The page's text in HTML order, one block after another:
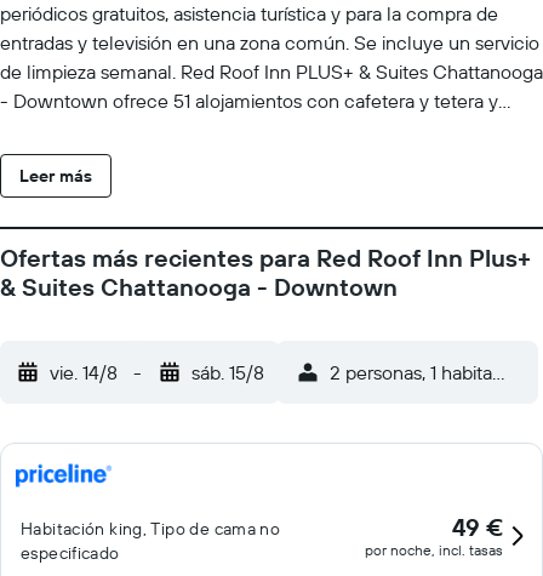
periódicos gratuitos, asistencia turística y para la compra de
entradas y televisión en una zona común. Se incluye un servicio
de limpieza semanal. Red Roof Inn PLUS+ & Suites Chattanooga
- Downtown ofrece 51 alojamientos con cafetera y tetera y
alta calidad. Se ofrece una televisión de pantalla plana con
canales por cable. Se ofrece frigorífico y microondas. Los baños
higiene personal gratuitos. Este hotel en Chattanooga ofrece
acceso a Internet wifi gratis. Los servicios para las personas de
negocios incluyen escritorio y teléfono; las llamadas locales y
posible solicitar cambio de toallas y cambio de sábanas. Se
Leer más
Ofertas más recientes para Red Roof Inn Plus+
& Suites Chattanooga - Downtown
vie. 14/8 - sáb. 15/8 2 personas, 1 habitación
Habitación king, Tipo de cama no
especificado
49 €
por noche, incl. tasas